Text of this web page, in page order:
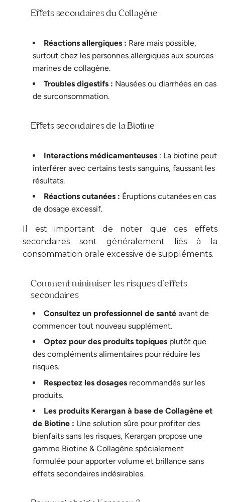
Effets secondaires du Collagène
Réactions allergiques : Rare mais possible,
surtout chez les personnes allergiques aux sources
marines de collagène.
Troubles digestifs : Nausées ou diarrhées en cas
de surconsommation.
Effets secondaires de la Biotine
Interactions médicamenteuses : La biotine peut
interférer avec certains tests sanguins, faussant les
résultats.
Réactions cutanées : Éruptions cutanées en cas
de dosage excessif.
Il est important de noter que ces effets
secondaires sont généralement liés à la
consommation orale excessive de suppléments.
Comment minimiser les risques d'effets
secondaires
Consultez un professionnel de santé avant de
commencer tout nouveau supplément.
Optez pour des produits topiques plutôt que
des compléments alimentaires pour réduire les
risques.
Respectez les dosages recommandés sur les
produits.
Les produits Kerargan à base de Collagène et
de Biotine : Une solution sûre pour profiter des
bienfaits sans les risques, Kerargan propose une
gamme Biotine & Collagène spécialement
formulée pour apporter volume et brillance sans
effets secondaires indésirables.